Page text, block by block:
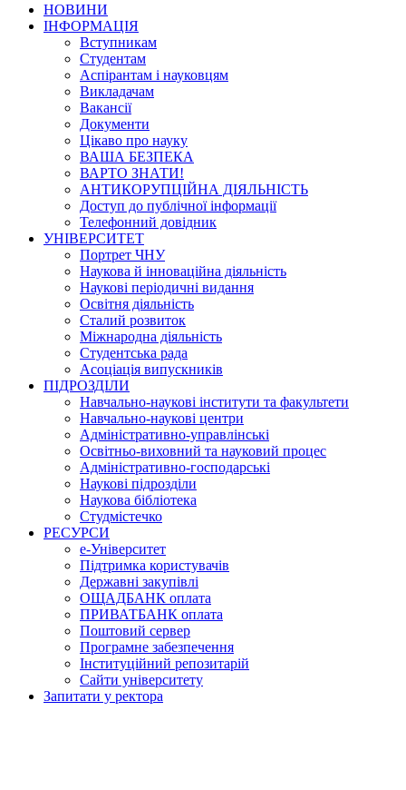
НОВИНИ
ІНФОРМАЦІЯ
Вступникам
Студентам
Аспірантам і науковцям
Викладачам
Вакансії
Документи
Цікаво про науку
ВАША БЕЗПЕКА
ВАРТО ЗНАТИ!
АНТИКОРУПЦІЙНА ДІЯЛЬНІСТЬ
Доступ до публічної інформації
Телефонний довідник
УНІВЕРСИТЕТ
Портрет ЧНУ
Наукова й інноваційна діяльність
Наукові періодичні видання
Освітня діяльність
Сталий розвиток
Міжнародна діяльність
Студентська рада
Асоціація випускників
ПІДРОЗДІЛИ
Навчально-наукові інститути та факультети
Навчально-наукові центри
Адміністративно-управлінські
Освітньо-виховний та науковий процес
Адміністративно-господарські
Наукові підрозділи
Наукова бібліотека
Студмістечко
РЕСУРСИ
е-Університет
Підтримка користувачів
Державні закупівлі
ОЩАДБАНК оплата
ПРИВАТБАНК оплата
Поштовий сервер
Програмне забезпечення
Інституційний репозитарій
Сайти університету
Запитати у ректора